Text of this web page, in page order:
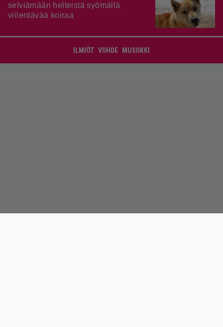
selviämään helteistä syömällä
viilentävää koiraa
ILMIÖT VIIHDE MUSIIKKI